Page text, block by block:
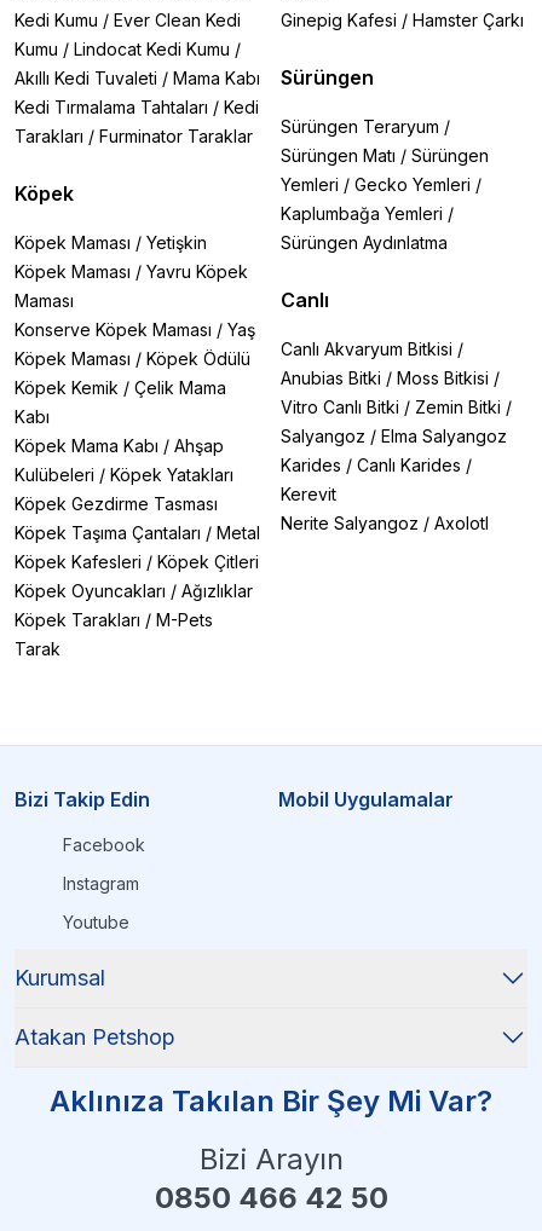
Kedi Kumu / Ever Clean Kedi
Kumu / Lindocat Kedi Kumu /
Akıllı Kedi Tuvaleti / Mama Kabı
Kedi Tırmalama Tahtaları / Kedi
Tarakları / Furminator Taraklar
Köpek
Köpek Maması / Yetişkin
Köpek Maması / Yavru Köpek
Maması
Konserve Köpek Maması / Yaş
Köpek Maması / Köpek Ödülü
Köpek Kemik / Çelik Mama
Kabı
Köpek Mama Kabı / Ahşap
Kulübeleri / Köpek Yatakları
Köpek Gezdirme Tasması
Köpek Taşıma Çantaları / Metal
Köpek Kafesleri / Köpek Çitleri
Köpek Oyuncakları / Ağızlıklar
Köpek Tarakları / M-Pets
Tarak
Ginepig Kafesi / Hamster Çarkı
Sürüngen
Sürüngen Teraryum /
Sürüngen Matı / Sürüngen
Yemleri / Gecko Yemleri /
Kaplumbağa Yemleri /
Sürüngen Aydınlatma
Canlı
Canlı Akvaryum Bitkisi /
Anubias Bitki / Moss Bitkisi /
Vitro Canlı Bitki / Zemin Bitki /
Salyangoz / Elma Salyangoz
Karides / Canlı Karides /
Kerevit
Nerite Salyangoz / Axolotl
Bizi Takip Edin
Facebook
Instagram
Youtube
Mobil Uygulamalar
Kurumsal
Atakan Petshop
Aklınıza Takılan Bir Şey Mi Var?
Bizi Arayın
0850 466 42 50